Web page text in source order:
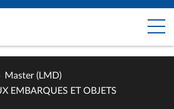
Master (LMD)
EMBARQUES ET OBJETS